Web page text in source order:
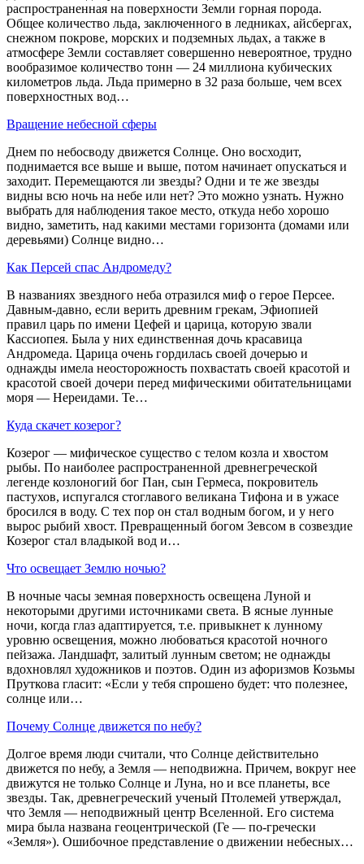
распространенная на поверхности Земли горная порода.
Общее количество льда, заключенного в ледниках, айсбергах,
снежном покрове, морских и подземных льдах, а также в
атмосфере Земли составляет совершенно невероятное, трудно
вообразимое количество тонн — 24 миллиона кубических
километров льда. Льда примерно в 32 раза больше, чем всех
поверхностных вод…
Вращение небесной сферы
Днем по небосводу движется Солнце. Оно восходит,
поднимается все выше и выше, потом начинает опускаться и
заходит. Перемещаются ли звезды? Одни и те же звезды
видны всю ночь на небе или нет? Это можно узнать. Нужно
выбрать для наблюдения такое место, откуда небо хорошо
видно, заметить, над какими местами горизонта (домами или
деревьями) Солнце видно…
Как Персей спас Андромеду?
В названиях звездного неба отразился миф о герое Персее.
Давным-давно, если верить древним грекам, Эфиопией
правил царь по имени Цефей и царица, которую звали
Кассиопея. Была у них единственная дочь красавица
Андромеда. Царица очень гордилась своей дочерью и
однажды имела неосторожность похвастать своей красотой и
красотой своей дочери перед мифическими обитательницами
моря — Нереидами. Те…
Куда скачет козерог?
Козерог — мифическое существо с телом козла и хвостом
рыбы. По наиболее распространенной древнегреческой
легенде козлоногий бог Пан, сын Гермеса, покровитель
пастухов, испугался стоглавого великана Тифона и в ужасе
бросился в воду. С тех пор он стал водным богом, и у него
вырос рыбий хвост. Превращенный богом Зевсом в созвездие
Козерог стал владыкой вод и…
Что освещает Землю ночью?
В ночные часы земная поверхность освещена Луной и
некоторыми другими источниками света. В ясные лунные
ночи, когда глаз адаптируется, т.е. привыкнет к лунному
уровню освещения, можно любоваться красотой ночного
пейзажа. Ландшафт, залитый лунным светом; не однажды
вдохновлял художников и поэтов. Один из афоризмов Козьмы
Пруткова гласит: «Если у тебя спрошено будет: что полезнее,
солнце или…
Почему Солнце движется по небу?
Долгое время люди считали, что Солнце действительно
движется по небу, а Земля — неподвижна. Причем, вокруг нее
движутся не только Солнце и Луна, но и все планеты, все
звезды. Так, древнегреческий ученый Птолемей утверждал,
что Земля — неподвижный центр Вселенной. Его система
мира была названа геоцентрической (Ге — по-гречески
«Земля»). Ошибочное представление о движении небесных…